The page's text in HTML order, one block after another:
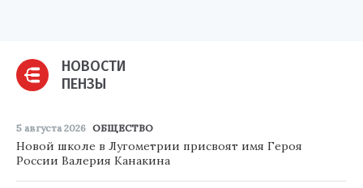
НОВОСТИ
ПЕНЗЫ
5 августа 2026 ОБЩЕСТВО
Новой школе в Лугометрии присвоят имя Героя
России Валерия Канакина